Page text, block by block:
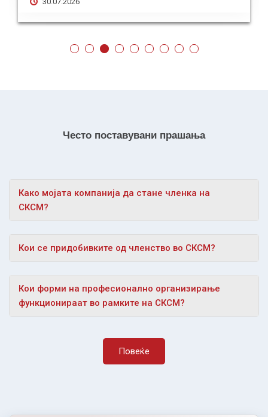
Често поставувани прашања
Како мојата компанија да стане членка на
СКСМ?
Кои се придобивките од членство во СКСМ?
Кои форми на професионално организирање
функционираат во рамките на СКСМ?
Повеќе